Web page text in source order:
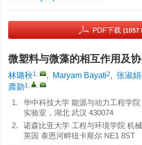
PDF下载 (1057
微塑料与微藻的相互作用及
林璐秋1, , Maryam Bayati2, 张淑娟
龚勋1, ,
1.
华中科技大学 能源与动力工程学
实验室，湖北 武汉 430074
2.
诺森比亚大学 工程与环境学院 机
英国 泰恩河畔纽卡斯尔 NE1 8ST